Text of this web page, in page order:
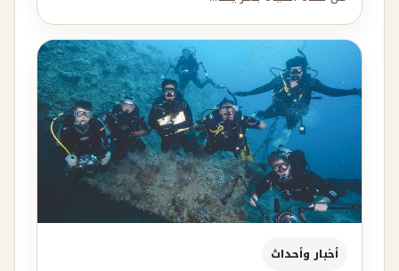
أخبار وأحداث